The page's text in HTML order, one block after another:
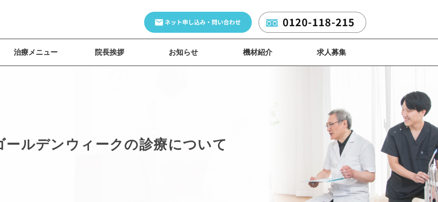
治療メニュー 院長挨拶 お知らせ 機材紹介 求人募集
ールデンウィークの診療について